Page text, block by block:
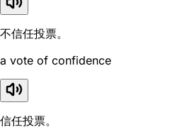
不信任投票。
a vote of confidence
信任投票。